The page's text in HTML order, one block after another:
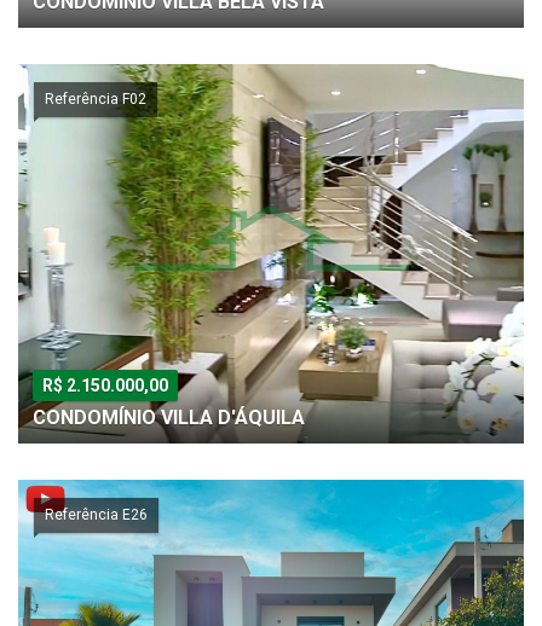
Referência F02
R$ 2.150.000,00
CONDOMÍNIO VILLA D'ÁQUILA
Referência E26